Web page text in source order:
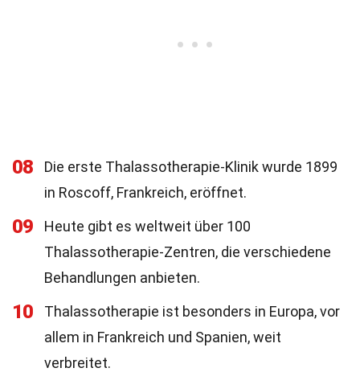
08
Die erste Thalassotherapie-Klinik wurde 1899
in Roscoff, Frankreich, eröffnet.
09
Heute gibt es weltweit über 100
Thalassotherapie-Zentren, die verschiedene
Behandlungen anbieten.
10
Thalassotherapie ist besonders in Europa, vor
allem in Frankreich und Spanien, weit
verbreitet.